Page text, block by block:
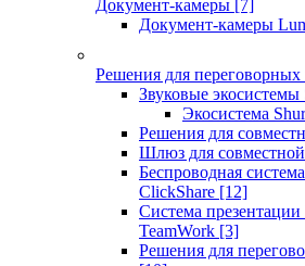
Документ-камеры [7]
Документ-камеры
Решения для переговорных
Звуковые экосистемы
Экосистема
Решения для
Шлюз для
Беспроводная
ClickShare [12]
Система
TeamWork [3]
Решения для